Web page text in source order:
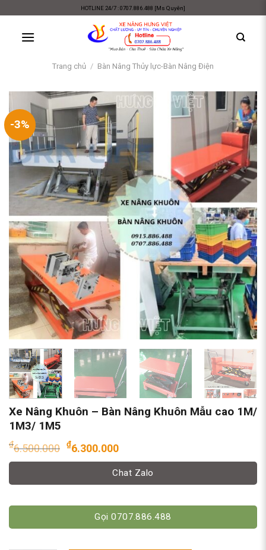
content
HOTLINE 24/7 : 0707.886.488 [Ms Quyên]
Trang chủ / Bàn Nâng Thủy lực-Bàn Nâng Điện
-3%
Xe Nâng Khuôn – Bàn Nâng Khuôn Mẫu cao 1M/
1M3/ 1M5
₫6.500.000 Giá
gốc
₫6.500.000.
₫6.300.000Giá
hiện
tại
là:
₫6.300.000.
Chat Zalo
Gọi 0707.886.488